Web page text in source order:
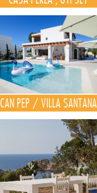
CAN PEP / VILLA SANTANA